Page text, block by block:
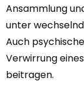
Ansammlung
unter
Auch
Verwirrung
beitragen.